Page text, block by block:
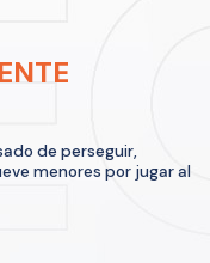
de perseguir,
menores por jugar al